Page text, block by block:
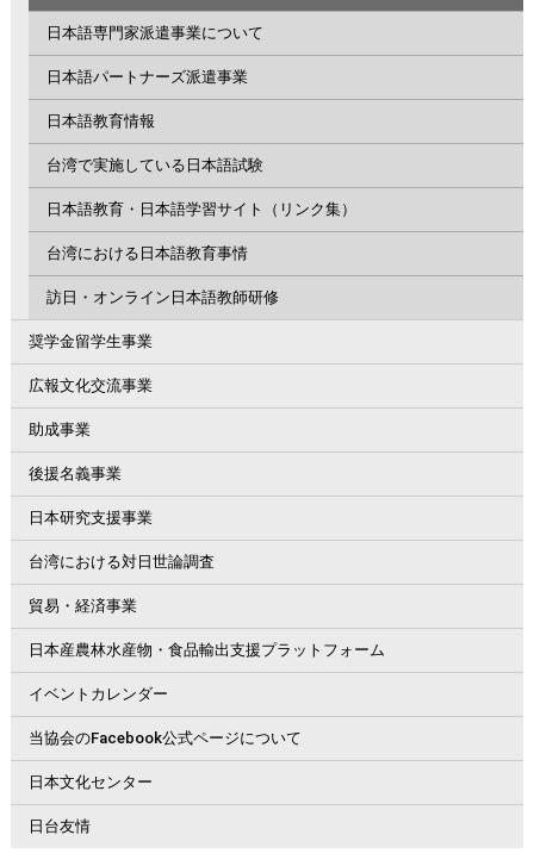
日本語専門家派遣事業について
日本語パートナーズ派遣事業
日本語教育情報
台湾で実施している日本語試験
日本語教育・日本語学習サイト（リンク集）
台湾における日本語教育事情
訪日・オンライン日本語教師研修
奨学金留学生事業
広報文化交流事業
助成事業
後援名義事業
日本研究支援事業
台湾における対日世論調査
貿易・経済事業
日本産農林水産物・食品輸出支援プラットフォーム
イベントカレンダー
当協会のFacebook公式ページについて
日本文化センター
日台友情